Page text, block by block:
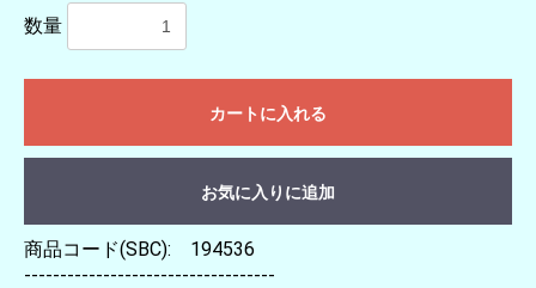
数量
カートに入れる
お気に入りに追加
商品コード(SBC): 194536
-----------------------------------